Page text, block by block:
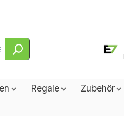
Regale Zubehör